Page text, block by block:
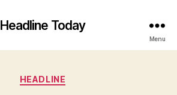
Headline Today
Menu
Categories
HEADLINE